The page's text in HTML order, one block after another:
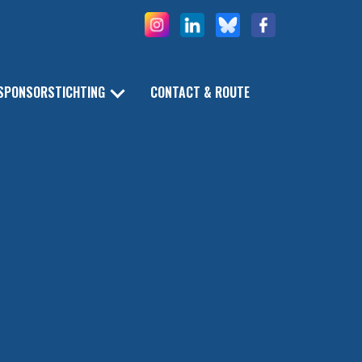
CONTACT & ROUTE